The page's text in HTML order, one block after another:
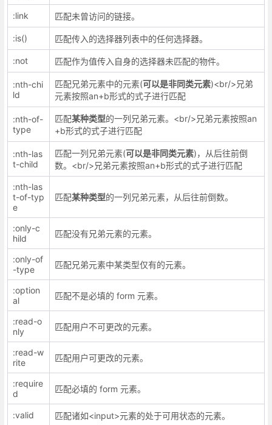
:link 匹配未曾访问的链接。
:is() 匹配传入的选择器列表中的任何选择器。
:not 匹配作为值传入自身的选择器未匹配的物件。
:nth-chi
ld
匹配兄弟元素中的元素(可以是非同类元素)<br/>兄弟
元素按照an+b形式的式子进行匹配
:nth-of-
type
匹配某种类型的一列兄弟元素。<br/>兄弟元素按照an
+b形式的式子进行匹配
:nth-las
t-child
匹配一列兄弟元素(可以是非同类元素)，从后往前倒
数。<br/>兄弟元素按照an+b形式的式子进行匹配
:nth-las
t-of-typ
e
匹配某种类型的一列兄弟元素，从后往前倒数。
:only-c
hild
匹配没有兄弟元素的元素。
:only-of
-type
匹配兄弟元素中某类型仅有的元素。
:option
al
匹配不是必填的 form 元素。
:read-o
nly
匹配用户不可更改的元素。
:read-w
rite
匹配用户可更改的元素。
:require
d
匹配必填的 form 元素。
:valid 匹配诸如<input>元素的处于可用状态的元素。